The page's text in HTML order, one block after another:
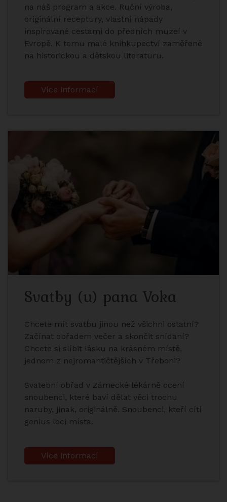
na náš program a akce. Ruční výroba,
originální receptury, vlastní nápady
inspirované cestami do předních muzeí v
Evropě. K tomu malé knihkupectví zaměřené
na historickou a dětskou literaturu.
Více informací
Svatby (u) pana Voka
Chcete mít svatbu jinou než všichni ostatní?
Začínat obřadem večer a skončit snídaní?
Chcete si slíbit lásku na krásném místě,
jednom z nejromantičtějších v Třeboni?
Svatební obřad v Zámecké lékárně ocení
snoubenci, které baví dělat věci trochu
naruby, jinak, originálně. Snoubenci, kteří cítí
genius loci místa.
Více informací